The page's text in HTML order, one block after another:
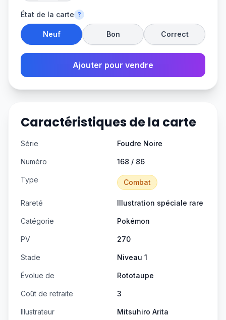
État de la carte ?
Neuf Bon Correct
Ajouter pour vendre
Caractéristiques de la carte
Série Foudre Noire
Numéro 168 / 86
Type Combat
Rareté Illustration spéciale rare
Catégorie Pokémon
PV 270
Stade Niveau 1
Évolue de Rototaupe
Coût de retraite 3
Illustrateur Mitsuhiro Arita